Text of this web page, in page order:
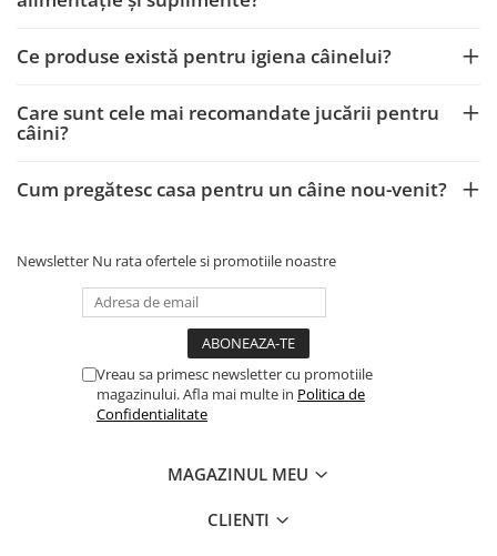
Ce produse există pentru igiena câinelui?
Care sunt cele mai recomandate jucării pentru
câini?
Cum pregătesc casa pentru un câine nou-venit?
Newsletter Nu rata ofertele si promotiile noastre
Vreau sa primesc newsletter cu promotiile
magazinului. Afla mai multe in Politica de
Confidentialitate
MAGAZINUL MEU
CLIENTI